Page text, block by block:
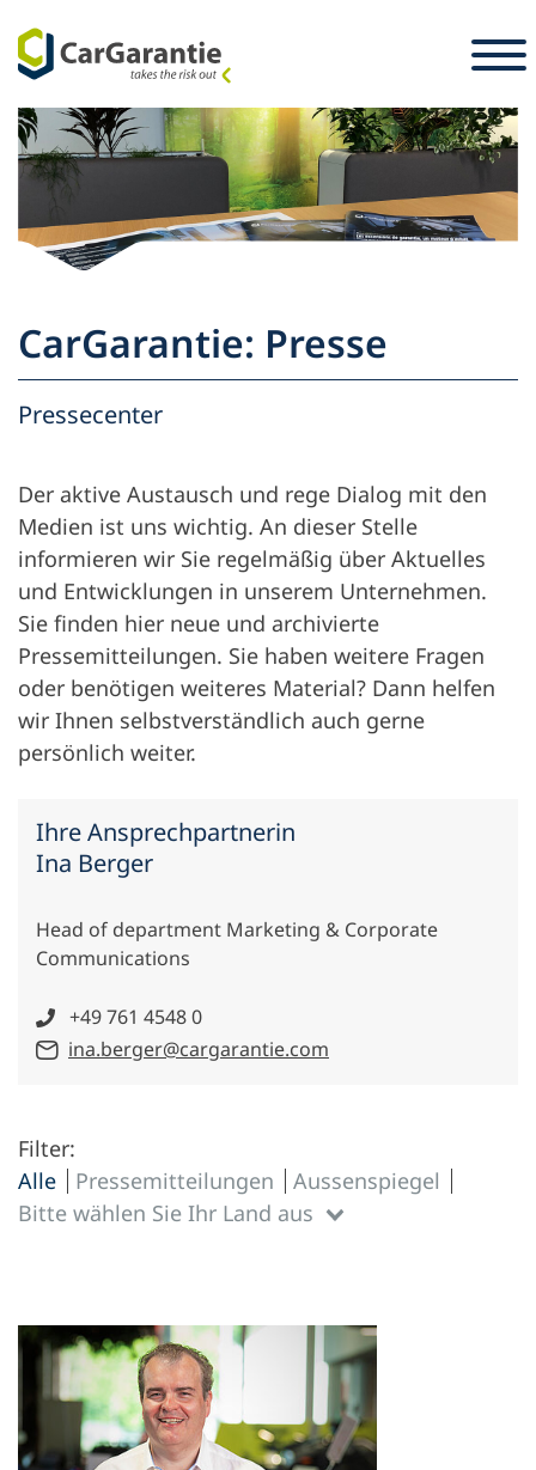
Zum Inhalt springen
Länderauswahl Sprachauswahl
Partner
Fahrzeughalter
Unternehmen
Karriere
Presse
CarGarantie: Presse
Pressecenter
Der aktive Austausch und rege Dialog mit den
Medien ist uns wichtig. An dieser Stelle
informieren wir Sie regelmäßig über Aktuelles
und Entwicklungen in unserem Unternehmen.
Sie finden hier neue und archivierte
Pressemitteilungen. Sie haben weitere Fragen
oder benötigen weiteres Material? Dann helfen
wir Ihnen selbstverständlich auch gerne
persönlich weiter.
Ihre Ansprechpartnerin
Ina Berger
Head of department Marketing & Corporate
Communications
+49 761 4548 0
ina.berger@cargarantie.com
Filter:
Alle
Pressemitteilungen Aussenspiegel
Bitte wählen Sie Ihr Land aus